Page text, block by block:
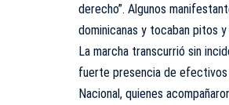
derecho”. Algunos
dominicanas y tocaban pitos
La marcha transcurrió sin
fuerte presencia de
Nacional, quienes